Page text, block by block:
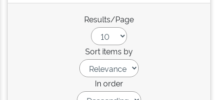
Results/Page
Sort items by
In order